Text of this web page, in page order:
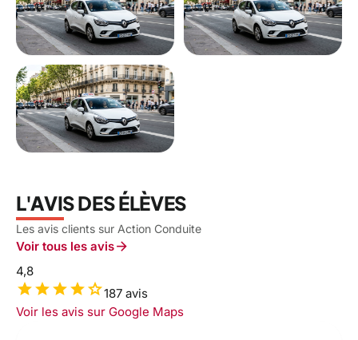
L'AVIS DES ÉLÈVES
Les avis clients sur Action Conduite
Voir tous les avisarrow_forward
4,8
starstarstarstarstar187 avis
Voir les avis sur Google Maps